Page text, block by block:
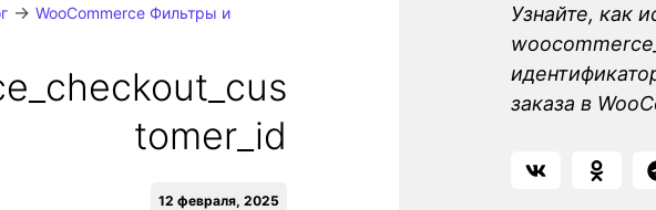
→ WooCommerce Фильтры и
tomer_id
12 февраля, 2025
Узнайте, как
заказа в